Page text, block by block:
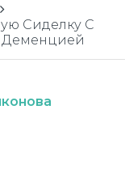
Сиделку С
Деменцией